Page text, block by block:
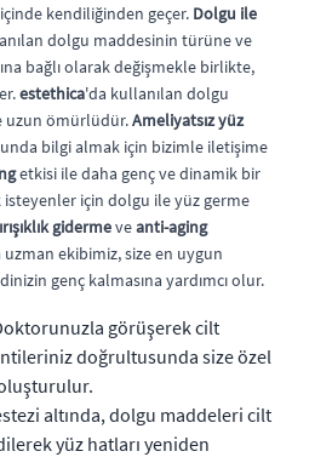
kendiliğinden geçer. Dolgu ile
dolgu maddesinin türüne ve
bağlı olarak değişmekle birlikte,
estethica'da kullanılan dolgu
uzun ömürlüdür.Ameliyatsız yüz
bilgi almak için bizimle iletişime
etkisi ile daha genç ve dinamik bir
için dolgu ile yüz germe
gidermeveanti-aging
ekibimiz, size en uygun
genç kalmasına yardımcı olur.
görüşerek cilt
doğrultusunda size özel
altında, dolgu maddeleri cilt
yüz hatları yeniden